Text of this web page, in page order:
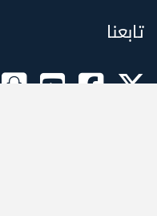
تابعنا